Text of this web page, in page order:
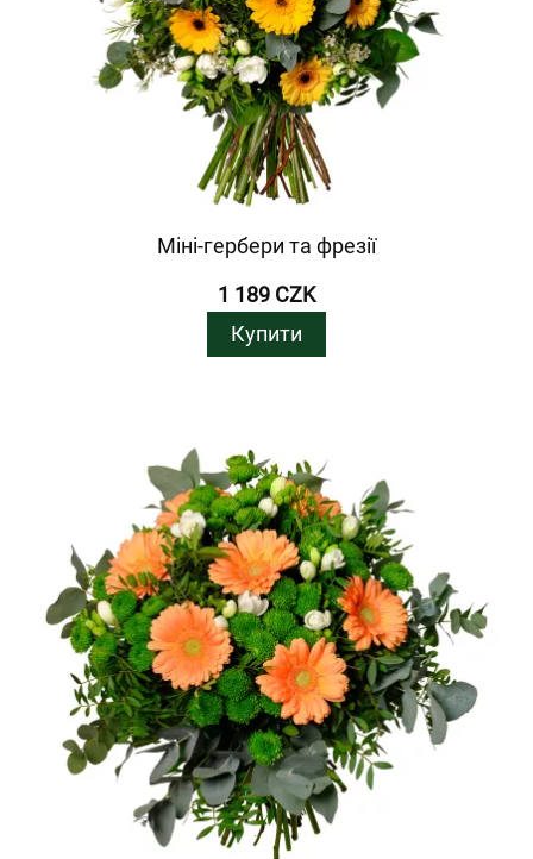
Міні-гербери та фрезії
1 189 CZK
Купити